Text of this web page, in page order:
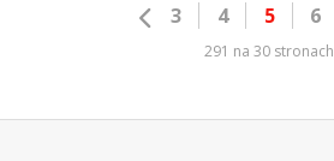
3 4 5 6
291 na 30 stronach